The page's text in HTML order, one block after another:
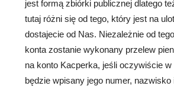
jest formą zbiórki publicznej dlatego
tutaj różni się od tego, który jest na
dostajecie od Nas. Niezależnie od
konta zostanie wykonany przelew
na konto Kacperka, jeśli oczywiście
będzie wpisany jego numer, nazwisko